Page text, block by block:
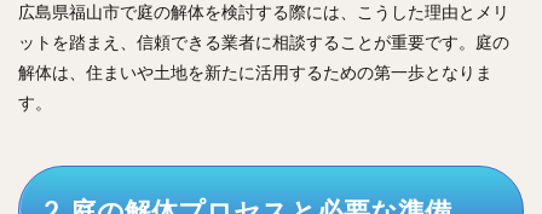
広島県福山市で庭の解体を検討する際には、こうした理由とメリ
ットを踏まえ、信頼できる業者に相談することが重要です。庭の
解体は、住まいや土地を新たに活用するための第一歩となりま
す。